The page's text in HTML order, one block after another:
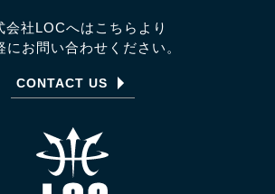
会社LOCへはこちらより
にお問い合わせください。
CONTACT US